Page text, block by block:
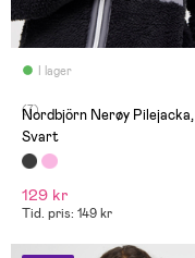
I lager
(7)
Nordbjörn Nerøy Pilejacka,
Svart
129 kr
Tid. pris: 149 kr